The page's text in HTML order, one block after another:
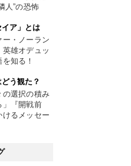
人”の恐怖
イア」とは
ー・ノーラン
英雄オデュッ
知る！
う観た？
の選択の積み
」『開戦前
けるメッセー